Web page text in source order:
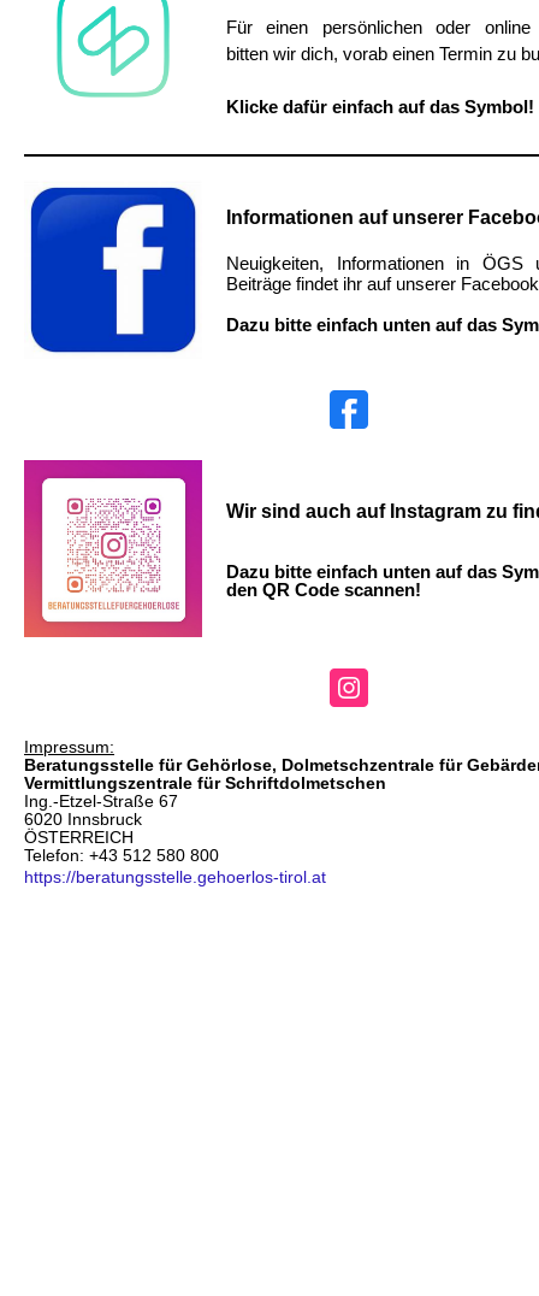
Für einen persönlichen oder online
bitten wir dich, vorab einen Termin zu
Klicke dafür einfach auf das Symbol!
Informationen auf unserer
Neuigkeiten, Informationen in ÖGS
Beiträge findet ihr auf unserer
Dazu bitte einfach unten auf das
Wir sind auch auf Instagram zu
Dazu bitte einfach unten auf das
den QR Code scannen!
Impressum:
Beratungsstelle für Gehörlose, Dolmetschzentrale für
Vermittlungszentrale für Schriftdolmetschen
Ing.-Etzel-Straße 67
6020 Innsbruck
ÖSTERREICH
Telefon: +43 512 580 800
https://beratungsstelle.gehoerlos-tirol.at